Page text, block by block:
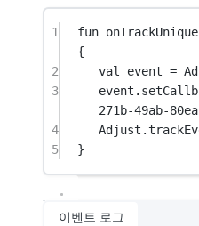
1 fun
{
2
val event =
3
event.
271b-49ab-
4
Adjust.
5
}
이벤트 로그